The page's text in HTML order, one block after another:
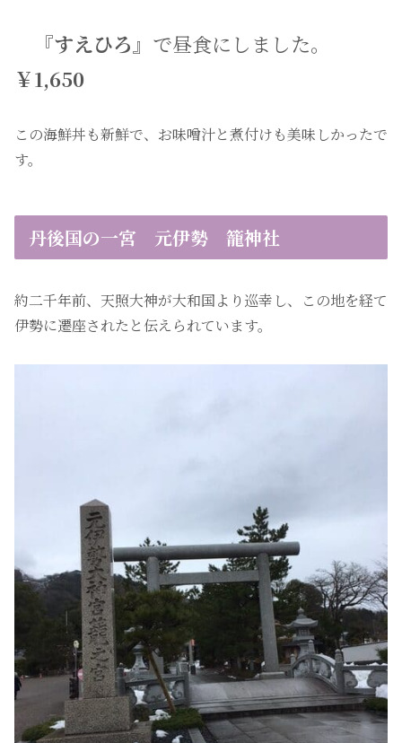
『すえひろ』 で昼食にしました。
￥1,650
この海鮮丼も新鮮で、お味噌汁と煮付けも美味しかったで
す。
丹後国の一宮 元伊勢 籠神社
約二千年前、天照大神が大和国より巡幸し、この地を経て
伊勢に遷座されたと伝えられています。